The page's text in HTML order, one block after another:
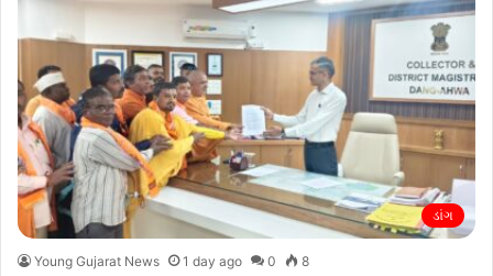
ડાંગ
Young Gujarat News 1 day ago 0 8